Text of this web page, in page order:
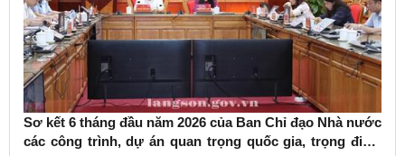
Sơ kết 6 tháng đầu năm 2026 của Ban Chỉ đạo Nhà nước
các công trình, dự án quan trọng quốc gia, trọng điểm